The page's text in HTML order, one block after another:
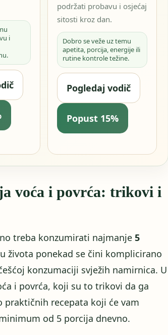
i
podržati probavu i osjećaj
sitosti kroz dan.
Dobro se veže uz temu
apetita, porcija, energije ili
rutine kontrole težine.
Pogledaj vodič
Popust 15%
voća i povrća: trikovi i
treba konzumirati najmanje 5
života ponekad se čini komplicirano
konzumaciji svježih namirnica. U
i povrća, koji su to trikovi da ga
recepata koji će vam
od 5 porcija dnevno.